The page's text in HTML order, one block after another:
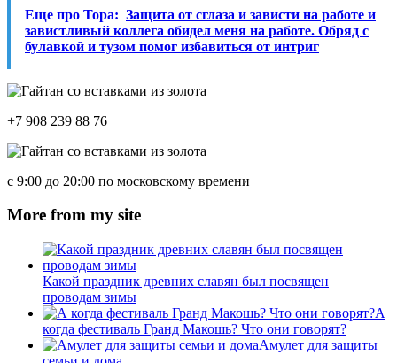
Еще про Тора: Защита от сглаза и зависти на работе и
завистливый коллега обидел меня на работе. Обряд с
булавкой и тузом помог избавиться от интриг
+7 908 239 88 76
с 9:00 до 20:00 по московскому времени
More from my site
Какой праздник древних славян был посвящен
проводам зимы
А
когда фестиваль Гранд Макошь? Что они говорят?
Амулет для защиты